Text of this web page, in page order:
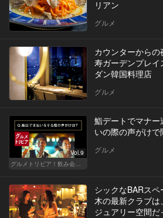
リアン
グルメ
カウンターから
寿ガーデンプレ
ダン韓国料理店
グルメ
Vol.9
グルメトリビア！飲み会やデートで会話のネタになるQ＆A
鮨デートでマナ
いの際の声がけで
グルメ
シックなBARス
木の最新クラブ
ジュアリー空間だ